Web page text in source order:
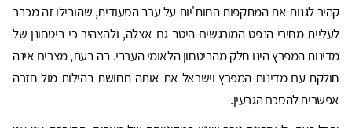
קהיר לגנות את המתקפות החות'יות על ערב הסעודית, שהובילו זה מכבר
לעליית מחירי הנפט המורגשים היטב גם אצלה, ולהצהיר כי ביטחונן של
מדינות המפרץ הינו חלק מהביטחון הלאומי הערבי. בה בעת, מצרים אינה
חולקת עם מדינות המפרץ וישראל את אותה תחושת בהילות מול חזרה
אפשרית להסכם הגרעין.